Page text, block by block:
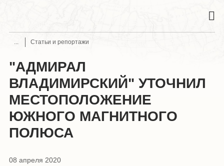
Статьи и репортажи
"АДМИРАЛ
ВЛАДИМИРСКИЙ" УТОЧНИЛ
МЕСТОПОЛОЖЕНИЕ
ЮЖНОГО МАГНИТНОГО
ПОЛЮСА
08 апреля 2020